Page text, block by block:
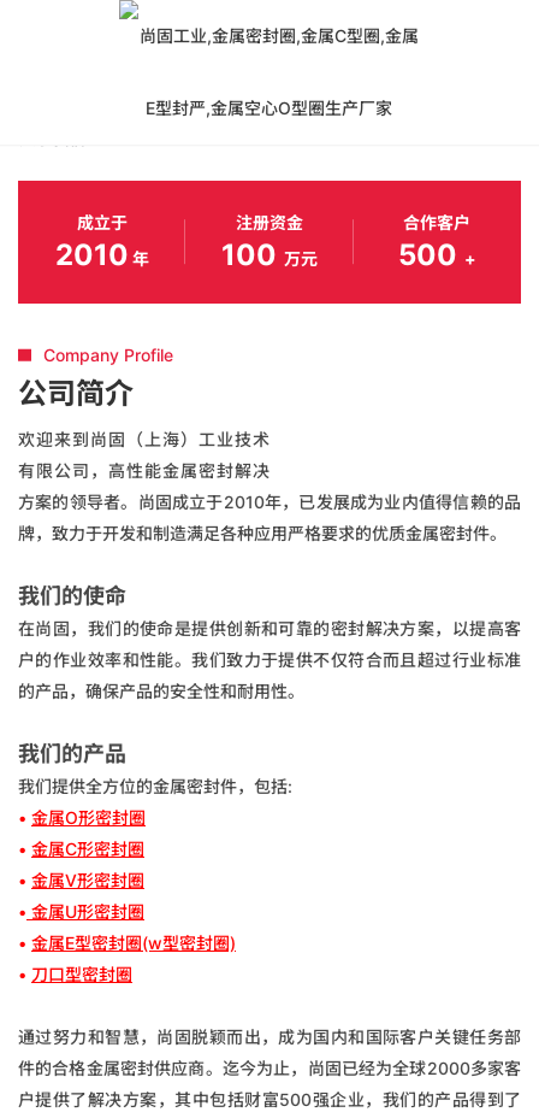
米兰在线登录
成立于
2010 年
注册资金
100 万元
合作客户
500 +
Company Profile
公司简介
欢迎来到尚固（上海）工业技术
有限公司，高性能金属密封解决
方案的领导者。尚固成立于2010年，已发展成为业内值得信赖的品
牌，致力于开发和制造满足各种应用严格要求的优质金属密封件。
我们的使命
在尚固，我们的使命是提供创新和可靠的密封解决方案，以提高客
户的作业效率和性能。我们致力于提供不仅符合而且超过行业标准
的产品，确保产品的安全性和耐用性。
我们的产品
我们提供全方位的金属密封件，包括:
• 金属O形密封圈
• 金属C形密封圈
• 金属V形密封圈
• 金属U形密封圈
• 金属E型密封圈(w型密封圈)
• 刀口型密封圈
通过努力和智慧，尚固脱颖而出，成为国内和国际客户关键任务部
件的合格金属密封供应商。迄今为止，尚固已经为全球2000多家客
户提供了解决方案，其中包括财富500强企业，我们的产品得到了